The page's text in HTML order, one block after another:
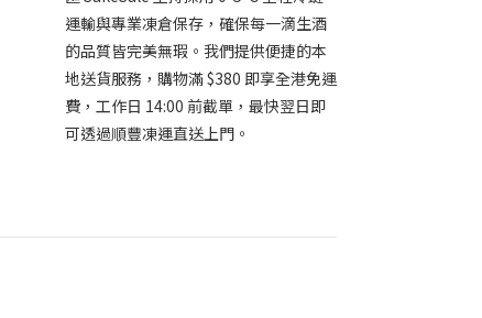
運輸與專業凍倉保存，確保每一滴生酒
的品質皆完美無瑕。我們提供便捷的本
地送貨服務，購物滿 $380 即享全港免運
費，工作日 14:00 前截單，最快翌日即
可透過順豐凍運直送上門。